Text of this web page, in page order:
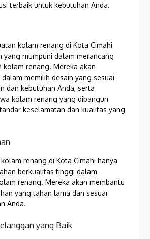
terbaik untuk kebutuhan Anda.
kolam renang di Kota Cimahi
yang mumpuni dalam merancang
kolam renang. Mereka akan
memilih desain yang sesuai
dan kebutuhan Anda, serta
kolam renang yang dibangun
keselamatan dan kualitas yang
renang di Kota Cimahi hanya
berkualitas tinggi dalam
renang. Mereka akan membantu
yang tahan lama dan sesuai
Anda.
yang Baik